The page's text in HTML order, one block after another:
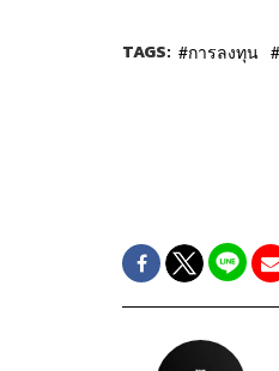
TAGS: การลงทุน